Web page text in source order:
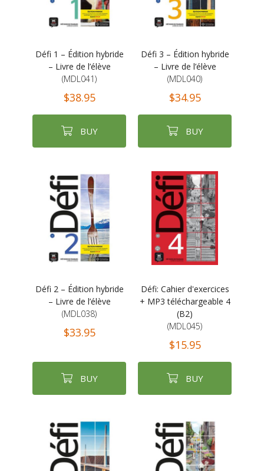
Défi 1 – Édition hybride
– Livre de l’élève
(MDL041)
$38.95
BUY
Défi 3 – Édition hybride
– Livre de l’élève
(MDL040)
$34.95
BUY
Défi 2 – Édition hybride
– Livre de l’élève
(MDL038)
$33.95
BUY
Défi: Cahier d'exercices
+ MP3 téléchargeable 4
(B2)
(MDL045)
$15.95
BUY